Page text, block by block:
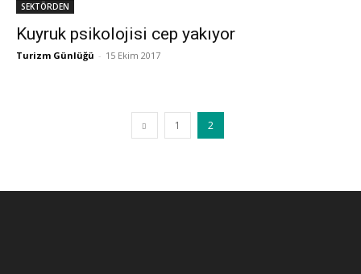
SEKTÖRDEN
Kuyruk psikolojisi cep yakıyor
Turizm Günlüğü - 15 Ekim 2017
1 2